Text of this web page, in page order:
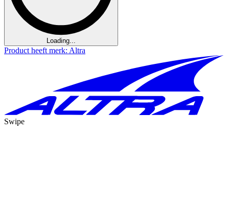
Loading...
Product heeft merk: Altra
Swipe